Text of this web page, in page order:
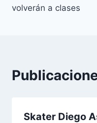
volverán a clases
Skater Diego